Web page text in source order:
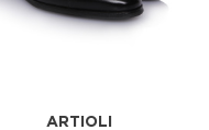
ARTIOLI